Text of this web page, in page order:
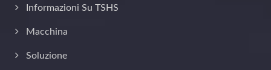
Informazioni Su TSHS
Macchina
Soluzione